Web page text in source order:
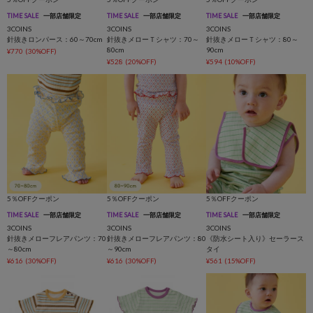
TIME SALE 一部店舗限定
3COINS
針抜きロンパース：60～70cm
¥770 (30%OFF)
TIME SALE 一部店舗限定
3COINS
針抜きメローＴシャツ：70～
80cm
¥528 (20%OFF)
TIME SALE 一部店舗限定
3COINS
針抜きメローＴシャツ：80～
90cm
¥594 (10%OFF)
5％OFFクーポン
TIME SALE 一部店舗限定
3COINS
針抜きメローフレアパンツ：70
～80cm
¥616 (30%OFF)
5％OFFクーポン
TIME SALE 一部店舗限定
3COINS
針抜きメローフレアパンツ：80
～90cm
¥616 (30%OFF)
5％OFFクーポン
TIME SALE 一部店舗限定
3COINS
《防水シート入り》セーラース
タイ
¥561 (15%OFF)